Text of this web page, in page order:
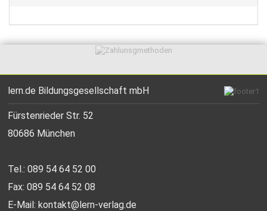
lern.de Bildungsgesellschaft mbH
Fürstenrieder Str. 52
80686 München
Tel.: 089 54 64 52 00
Fax: 089 54 64 52 08
E-Mail:kontakt@lern-verlag.de